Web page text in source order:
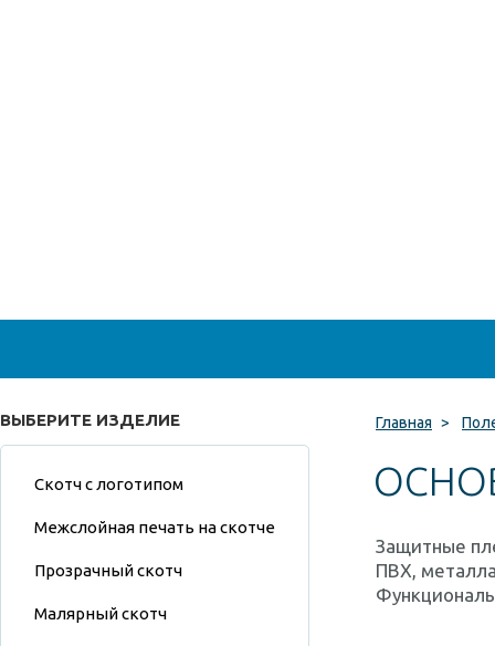
ВЫБЕРИТЕ ИЗДЕЛИЕ
Скотч с логотипом
Межслойная печать на скотче
Прозрачный скотч
Малярный скотч
Главная >
Защитные
ПВХ,